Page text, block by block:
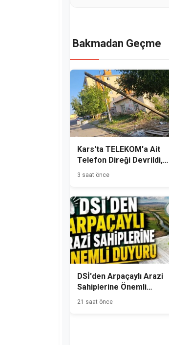
Bakmadan Geçme
Kars'ta TELEKOM'a Ait
Telefon Direği Devrildi,
Mahalle Sakinleri Önlem
3 saat önce
DSİ'den Arpaçaylı Arazi
Sahiplerine Önemli
Duyuru
21 saat önce